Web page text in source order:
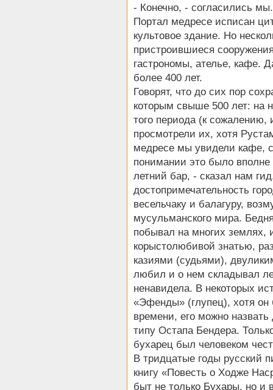
- Конечно, - согласились мы.
Портал медресе исписан
культовое здание. Но
пристроившиеся
гастрономы, ателье, кафе.
более 400 лет.
Говорят, что до сих пор
которым свыше 500 лет: на
того периода (к сожалению,
просмотрели их, хотя
медресе мы увидели кафе,
понимании это было
летний бар, - сказал нам
достопримечательность
весельчаку и балагуру,
мусульманского мира.
побывал на многих землях,
корыстолюбивой знатью,
казиями (судьями),
любил и о нем складывал
ненавидела. В некоторых
«Эфенды» (глупец), хотя он
времени, его можно
типу Остапа Бендера.
бухарец был человеком
В тридцатые годы русский
книгу «Повесть о Ходже
быт не только Бухары, но и